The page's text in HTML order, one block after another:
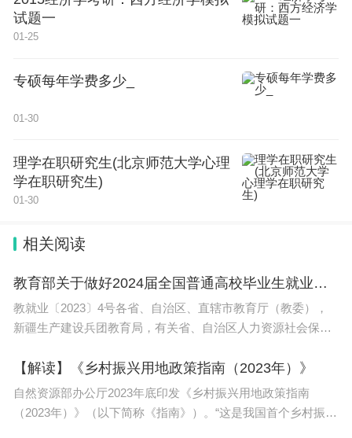
2022年春季高考录取分数线
分别为：农作物生产类541分，林果蔬菜生产类494
分，畜牧养殖类258分，采矿技术类389分，工程算
网站建设类508分，影像处理类479分，网络搭建类3
09分，电工技术类485分，电子技术类310分，机电
机械制造技术类512分，机械维修技术类556分，化
学分析检验类556分，化工生产技术类406分，中药
实践类272分，药学实践类304分，服装电脑款式设
计类503分，服装手工制版与缝制类488分，护理操
作技术类516分，医学基本技能类463分。
康复技术类217分，会计电算化类515分，会计手工
操作类517分，商品销售技巧类508分，电子商务类4
试题一
01-25
专硕每年学费多少_
01-30
理学在职研究生(北京师范大学心理
学在职研究生)
01-30
相关阅读
教育部关于做好2024届全国普通高校毕业生就业创业工作的通知（​教就业〔2023〕4号）
教就业〔2023〕4号各省、自治区、直辖市教育厅（教委），
新疆生产建设兵团教育局，有关省、自治区人力资源社会保障
家宝贵的人才资源。为深
【解读】《乡村振兴用地政策指南（2023年）》
自然资源部办公厅2023年底印发《乡村振兴用地政策指南
（2023年）》（以下简称《指南》）。“这是我国首个乡村振兴